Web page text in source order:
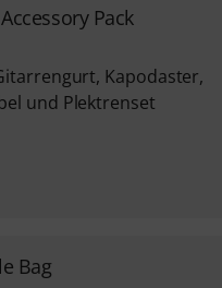
Pack
Kapodaster,
und Plektrenset
Bag